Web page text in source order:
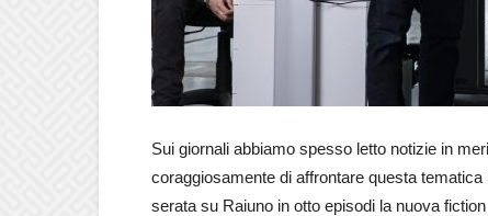
Sui giornali abbiamo spesso letto notizie in
coraggiosamente di affrontare questa
serata su Raiuno in otto episodi la nuova fiction